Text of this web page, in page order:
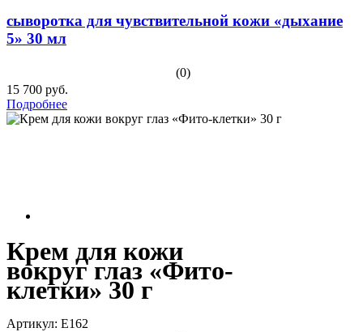
сыворотка для чувствительной кожи «дыхание
5» 30 мл
(0)
15 700 руб.
Подробнее
Крем для кожи
вокруг глаз «Фито-
клетки» 30 г
Артикул: E162